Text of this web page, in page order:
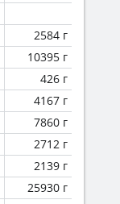
2584 г
10395 г
426 г
4167 г
7860 г
2712 г
2139 г
25930 г